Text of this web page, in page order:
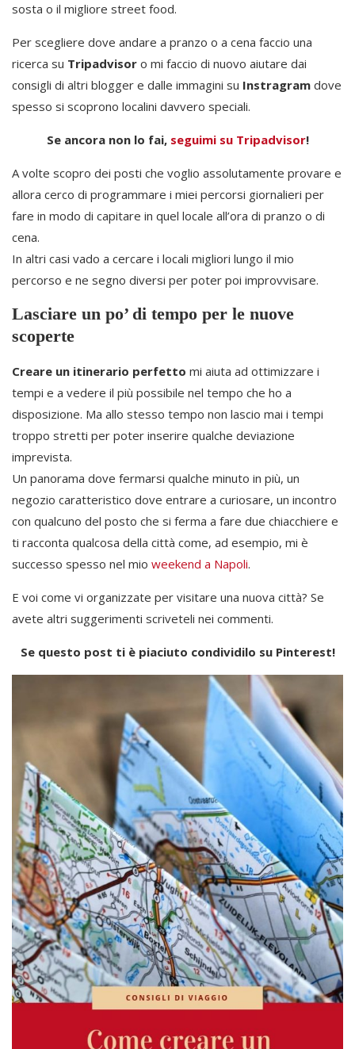
sosta o il migliore street food.
Per scegliere dove andare a pranzo o a cena faccio una
ricerca su Tripadvisor o mi faccio di nuovo aiutare dai
consigli di altri blogger e dalle immagini su Instragram dove
spesso si scoprono localini davvero speciali.
Se ancora non lo fai, seguimi su Tripadvisor!
A volte scopro dei posti che voglio assolutamente provare e
allora cerco di programmare i miei percorsi giornalieri per
fare in modo di capitare in quel locale all’ora di pranzo o di
cena.
In altri casi vado a cercare i locali migliori lungo il mio
percorso e ne segno diversi per poter poi improvvisare.
Lasciare un po’ di tempo per le nuove
scoperte
Creare un itinerario perfetto mi aiuta ad ottimizzare i
tempi e a vedere il più possibile nel tempo che ho a
disposizione. Ma allo stesso tempo non lascio mai i tempi
troppo stretti per poter inserire qualche deviazione
imprevista.
Un panorama dove fermarsi qualche minuto in più, un
negozio caratteristico dove entrare a curiosare, un incontro
con qualcuno del posto che si ferma a fare due chiacchiere e
ti racconta qualcosa della città come, ad esempio, mi è
successo spesso nel mio weekend a Napoli.
E voi come vi organizzate per visitare una nuova città? Se
avete altri suggerimenti scriveteli nei commenti.
Se questo post ti è piaciuto condividilo su Pinterest!